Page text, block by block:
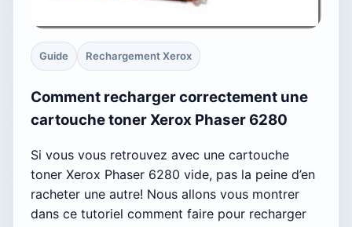
Guide Rechargement Xerox
Comment recharger correctement une
cartouche toner Xerox Phaser 6280
Si vous vous retrouvez avec une cartouche
toner Xerox Phaser 6280 vide, pas la peine d’en
racheter une autre! Nous allons vous montrer
dans ce tutoriel comment faire pour recharger